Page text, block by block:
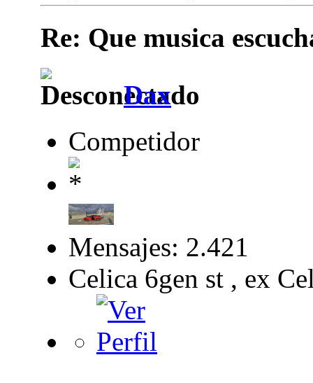
Re: Que musica
Dax
Competidor
Mensajes: 2.421
Celica 6gen st , ex